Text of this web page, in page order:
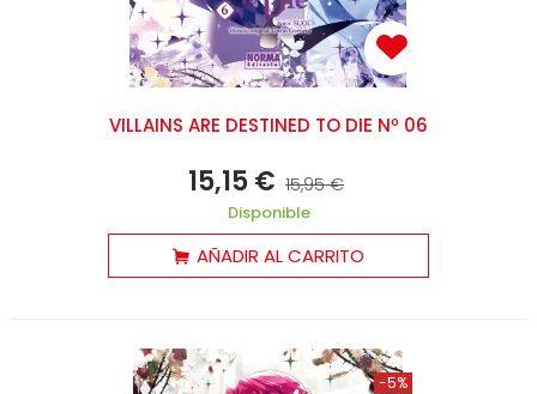
VILLAINS ARE DESTINED TO DIE Nº 06
15,15 € 15,95 €
Disponible
AÑADIR AL CARRITO
-5%